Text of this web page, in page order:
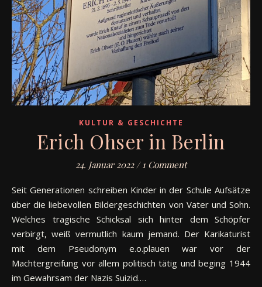
KULTUR & GESCHICHTE
Erich Ohser in Berlin
24. Januar 2022 / 1 Comment
Seit Generationen schreiben Kinder in der Schule Aufsätze
über die liebevollen Bildergeschichten von Vater und Sohn.
Welches tragische Schicksal sich hinter dem Schöpfer
verbirgt, weiß vermutlich kaum jemand. Der Karikaturist
mit dem Pseudonym e.o.plauen war vor der
Machtergreifung vor allem politisch tätig und beging 1944
im Gewahrsam der Nazis Suizid.…